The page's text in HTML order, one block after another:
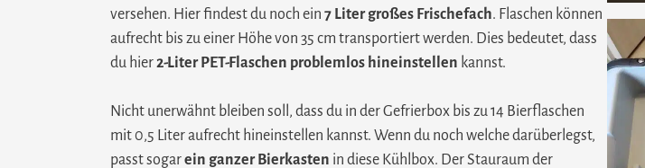
versehen. Hier findest du noch ein 7 Liter großes Frischefach. Flaschen können
aufrecht bis zu einer Höhe von 35 cm transportiert werden. Dies bedeutet, dass
du hier2-Liter PET-Flaschen problemlos hineinstellen kannst.
Nicht unerwähnt bleiben soll, dass du in der Gefrierbox bis zu 14 Bierflaschen
mit 0,5 Liter aufrecht hineinstellen kannst. Wenn du noch welche darüberlegst,
passt sogarein ganzer Bierkasten in diese Kühlbox. Der Stauraum der